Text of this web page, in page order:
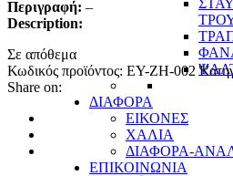
ΔΙΑΦΟΡΑ
ΕΙΚΟΝΕΣ
ΧΑΛΙΑ
ΔΙΑΦΟΡΑ-
ΕΠΙΚΟΙΝΩΝΙΑ
Περιγραφή: –
Description:
Σε απόθεμα
Κωδικός προϊόντος: EY-ZH-002
Share on: